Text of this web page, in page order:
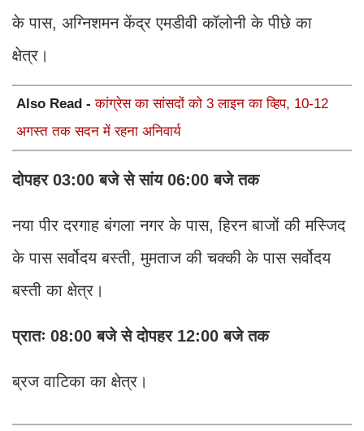
के पास, अग्निशमन केंद्र एमडीवी कॉलोनी के पीछे का
क्षेत्र।
Also Read -कांग्रेस का सांसदों को 3 लाइन का व्हिप, 10-12
अगस्त तक सदन में रहना अनिवार्य
दोपहर 03:00 बजे से सांय 06:00 बजे तक
नया पीर दरगाह बंगला नगर के पास, हिरन बाजों की मस्जिद
के पास सर्वोदय बस्ती, मुमताज की चक्की के पास सर्वोदय
बस्ती का क्षेत्र।
प्रातः 08:00 बजे से दोपहर 12:00 बजे तक
ब्रज वाटिका का क्षेत्र।